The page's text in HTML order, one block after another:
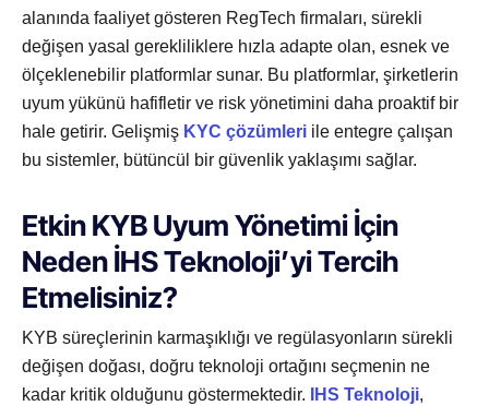
alanında faaliyet gösteren RegTech firmaları, sürekli
değişen yasal gerekliliklere hızla adapte olan, esnek ve
ölçeklenebilir platformlar sunar. Bu platformlar, şirketlerin
uyum yükünü hafifletir ve risk yönetimini daha proaktif bir
hale getirir. Gelişmiş KYC çözümleri ile entegre çalışan
bu sistemler, bütüncül bir güvenlik yaklaşımı sağlar.
Etkin KYB Uyum Yönetimi İçin
Neden İHS Teknoloji’yi Tercih
Etmelisiniz?
KYB süreçlerinin karmaşıklığı ve regülasyonların sürekli
değişen doğası, doğru teknoloji ortağını seçmenin ne
kadar kritik olduğunu göstermektedir.
IHS Teknoloji,